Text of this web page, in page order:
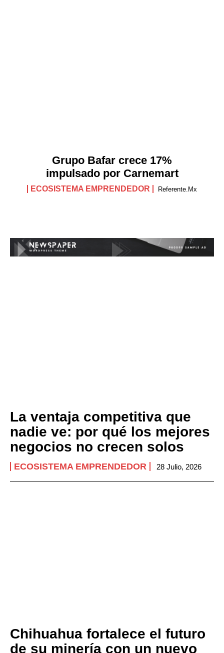
Grupo Bafar crece 17%
impulsado por Carnemart
ECOSISTEMA EMPRENDEDOR Referente.mx
La ventaja competitiva que
nadie ve: por qué los mejores
negocios no crecen solos
ECOSISTEMA EMPRENDEDOR 28 Julio, 2026
Chihuahua fortalece el futuro
de su minería con un nuevo